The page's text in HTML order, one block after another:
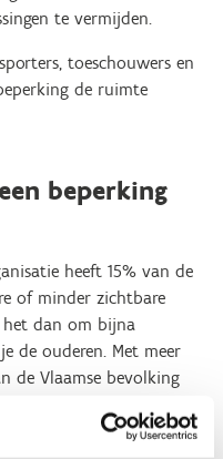
te vermijden.
toeschouwers en
de ruimte
beperking
heeft 15% van de
of minder zichtbare
het dan om bijna
de ouderen. Met meer
de Vlaamse bevolking